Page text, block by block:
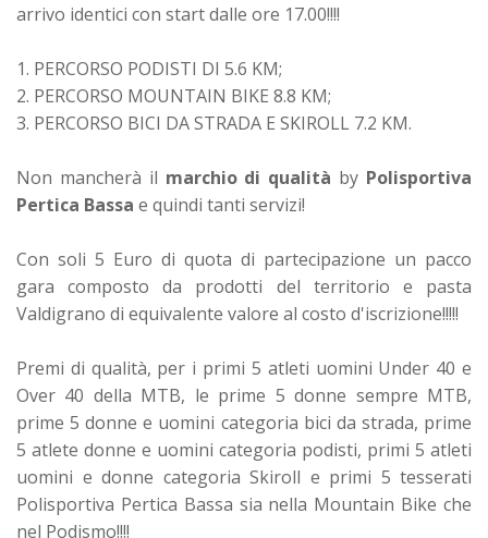
arrivo identici con start dalle ore 17.00!!!!
1. PERCORSO PODISTI DI 5.6 KM;
2. PERCORSO MOUNTAIN BIKE 8.8 KM;
3. PERCORSO BICI DA STRADA E SKIROLL 7.2 KM.
Non mancherà il marchio di qualità by Polisportiva
Pertica Bassa e quindi tanti servizi!
Con soli 5 Euro di quota di partecipazione un pacco
gara composto da prodotti del territorio e pasta
Valdigrano di equivalente valore al costo d'iscrizione!!!!!
Premi di qualità, per i primi 5 atleti uomini Under 40 e
Over 40 della MTB, le prime 5 donne sempre MTB,
prime 5 donne e uomini categoria bici da strada, prime
5 atlete donne e uomini categoria podisti, primi 5 atleti
uomini e donne categoria Skiroll e primi 5 tesserati
Polisportiva Pertica Bassa sia nella Mountain Bike che
nel Podismo!!!!